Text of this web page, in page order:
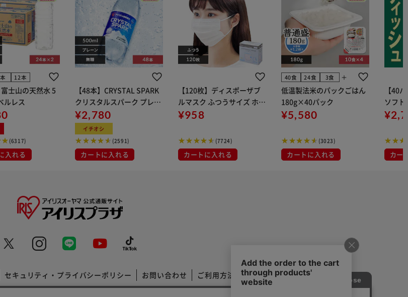
売店様にお問い合わせください。
を参照の上適合確認してくださ
別区分番号」「型式指定番号」「純正
商品詳細」「品番」など更新されてい
ません。
12本
富士山の天然水 5
ルレス
(6317)
入れる
【48本】CRYSTAL SPARK
クリスタルスパーク プレー
ン 500ml
¥2,780
イチオシ
(2591)
カートに入れる
【120枚】ディスポーザブ
ルマスク ふつうサイズ ホワ
イト 大容量 DISPOSABLE
布
¥958
(7724)
カートに入れる
40食 24食 3食 add
低温製法米のパックごはん
180g×40パック
¥5,580
(3023)
カートに入れる
【40
ソフ
組) 5
カー
セキュリティ・プライバシーポリシー お問い合わせ ご利用方法 ご利用規約